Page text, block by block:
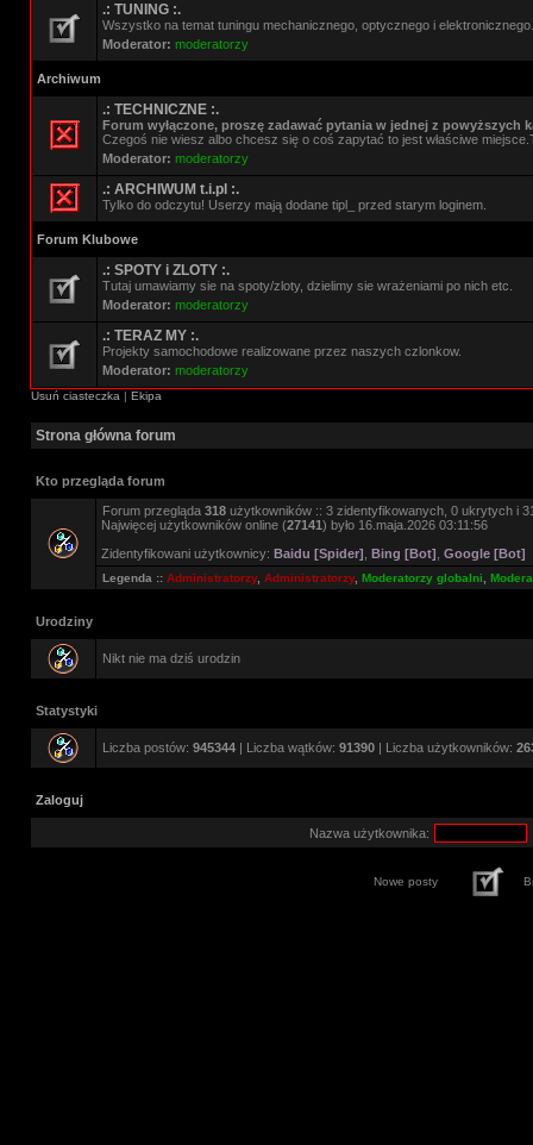
.: TUNING :.
Wszystko na temat tuningu mechanicznego, optycznego i elektronicznego.
Moderator: moderatorzy
Archiwum
.: TECHNICZNE :.
Forum wyłączone, proszę zadawać pytania w jednej z powyższych
Czegoś nie wiesz albo chcesz się o coś zapytać to jest właściwe
Moderator: moderatorzy
.: ARCHIWUM t.i.pl :.
Tylko do odczytu! Userzy mają dodane tipl_ przed starym loginem.
Forum Klubowe
.: SPOTY i ZLOTY :.
Tutaj umawiamy sie na spoty/zloty, dzielimy sie wrażeniami po nich etc.
Moderator: moderatorzy
.: TERAZ MY :.
Projekty samochodowe realizowane przez naszych czlonkow.
Moderator: moderatorzy
Usuń ciasteczka | Ekipa
Strona główna forum
Kto przegląda forum
Forum przegląda 318 użytkowników :: 3 zidentyfikowanych, 0 ukrytych i
Najwięcej użytkowników online (27141) było 16.maja.2026 03:11:56
Zidentyfikowani użytkownicy: Baidu [Spider] Bing [Bot] Google [Bot]
Legenda :: Administratorzy, Administratorzy, Moderatorzy globalni
Urodziny
Nikt nie ma dziś urodzin
Statystyki
Liczba postów: 945344 | Liczba wątków: 91390 | Liczba użytkowników:
Zaloguj
Nazwa użytkownika:
Nowe posty